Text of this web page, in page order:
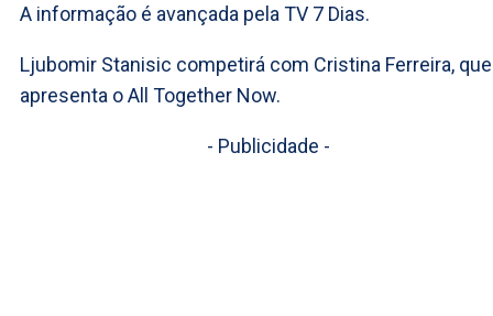
A informação é avançada pela TV 7 Dias.
Ljubomir Stanisic competirá com Cristina Ferreira, que
apresenta o All Together Now.
- Publicidade -